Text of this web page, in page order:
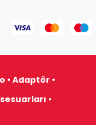
• Adaptör •
•